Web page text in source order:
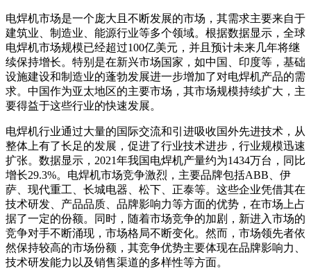
电焊机市场是一个庞大且不断发展的市场，其需求主要来自于
建筑业、制造业、能源行业等多个领域。根据数据显示，全球
电焊机市场规模已经超过100亿美元，并且预计未来几年将继
续保持增长。特别是在新兴市场国家，如中国、印度等，基础
设施建设和制造业的蓬勃发展进一步增加了对电焊机产品的需
求。中国作为亚太地区的主要市场，其市场规模持续扩大，主
要得益于这些行业的快速发展。
电焊机行业通过大量的国际交流和引进吸收国外先进技术，从
整体上有了长足的发展，促进了行业技术进步，行业规模迅速
扩张。数据显示，2021年我国电焊机产量约为1434万台，同比
增长29.3%。电焊机市场竞争激烈，主要品牌包括ABB、伊
萨、现代重工、长城电器、松下、正泰等。这些企业凭借其在
技术研发、产品品质、品牌影响力等方面的优势，在市场上占
据了一定的份额。同时，随着市场竞争的加剧，新进入市场的
竞争对手不断涌现，市场格局不断变化。然而，市场领先者依
然保持较高的市场份额，其竞争优势主要体现在品牌影响力、
技术研发能力以及销售渠道的多样性等方面。